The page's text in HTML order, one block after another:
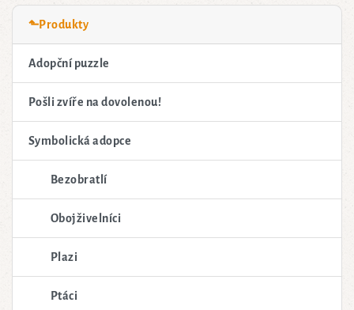
⬑Produkty
Adopční puzzle
Pošli zvíře na dovolenou!
Symbolická adopce
Bezobratlí
Obojživelníci
Plazi
Ptáci